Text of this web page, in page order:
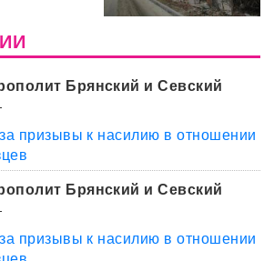
Брянский и Севский
призывы к насилию в отношении
Брянский и Севский
призывы к насилию в отношении